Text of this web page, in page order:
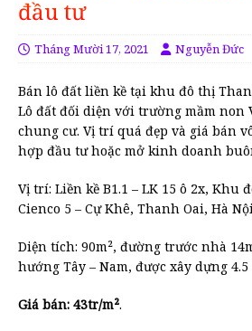
đầu tư
Tháng Mười 17, 2021 Nguyễn Đức
Bán lô đất liền kề tại khu đô thị
Lô đất đối diện với trường mầm non
chung cư. Vị trí quá đẹp và giá bán
hợp đầu tư hoặc mở kinh doanh
Vị trí: Liền kề B1.1 – LK 15 ô 2x, Khu
Cienco 5 – Cự Khê, Thanh Oai, Hà
Diện tích: 90m², đường trước nhà
hướng Tây – Nam, được xây dựng 4.5
Giá bán: 43tr/m².